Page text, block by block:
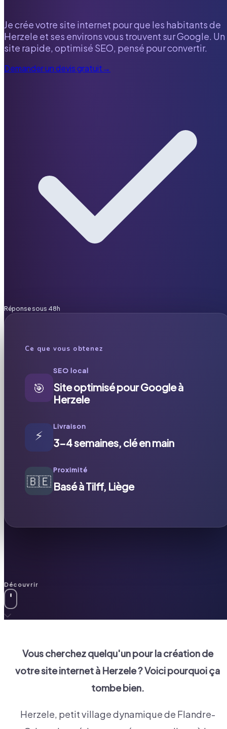
Je crée votre site internet pour que les habitants de
Herzele et ses environs vous trouvent sur Google. Un
site rapide, optimisé SEO, pensé pour convertir.
Demander un devis gratuit→
Réponse sous 48h
Ce que vous obtenez
🎯
SEO local
Site optimisé pour Google à
Herzele
⚡
Livraison
3-4 semaines, clé en main
🇧🇪
Proximité
Basé à Tilff, Liège
Découvrir
Vous cherchez quelqu'un pour la création de
votre site internet à Herzele? Voici pourquoi ça
tombe bien.
Herzele, petit village dynamique de Flandre-